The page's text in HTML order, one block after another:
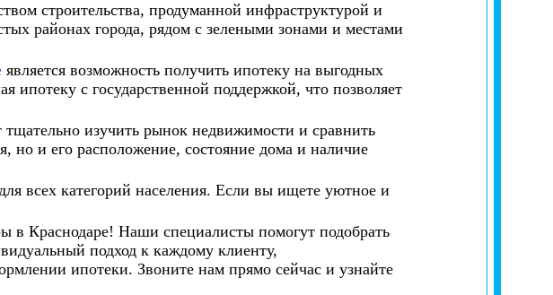
строительства, продуманной инфраструктурой и
районах города, рядом с зелеными зонами и местами
является возможность получить ипотеку на выгодных
с государственной поддержкой, что позволяет
изучить рынок недвижимости и сравнить
но и его расположение, состояние дома и наличие
всех категорий населения. Если вы ищете уютное и
в Краснодаре! Наши специалисты помогут подобрать
подход к каждому клиенту,
ипотеки. Звоните нам прямо сейчас и узнайте